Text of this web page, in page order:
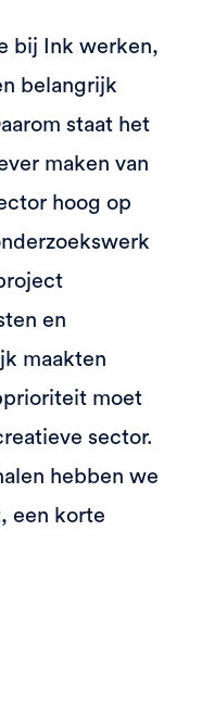
bij Ink werken,
belangrijk
staat het
maken van
hoog op
en
maakten
moet
sector.
hebben we
een korte